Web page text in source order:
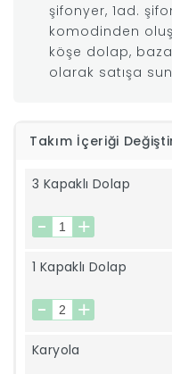
Genç
Odası
Tamamlayıcı
Ürünler
Afilli
şifonyer, 1ad.
komodinden
köşe dolap,
olarak satışa
Takım İçeriği
3 Kapaklı Dolap
1 Kapaklı Dolap
Karyola